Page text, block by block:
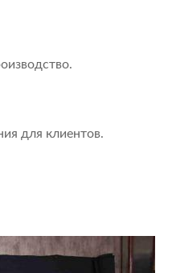
для клиентов.